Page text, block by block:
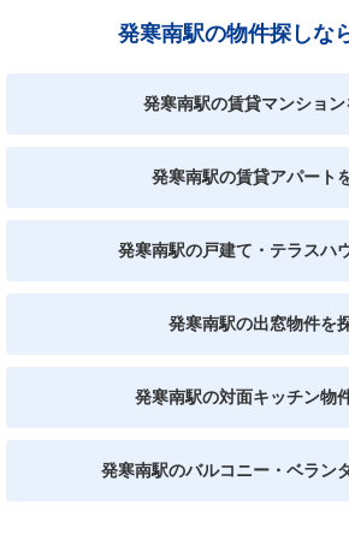
発寒南駅の物件探しな
発寒南駅の賃貸マンショ
発寒南駅の賃貸アパート
発寒南駅の戸建て・テラスハ
発寒南駅の出窓物件を
発寒南駅の対面キッチン物
発寒南駅のバルコニー・ベラン